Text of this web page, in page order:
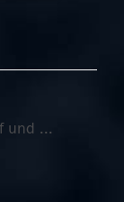
und ...